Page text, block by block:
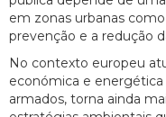
em zonas urbanas
prevenção e a redução
No contexto europeu
económica e
armados, torna ainda